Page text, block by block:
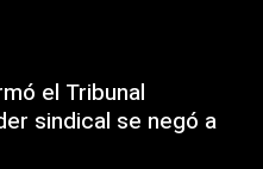
el Tribunal
sindical se negó a